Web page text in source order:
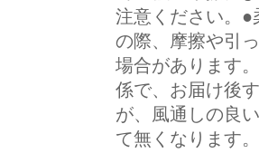
注意ください。●
の際、摩擦や引
場合があります
係で、お届け後
が、風通しの良
て無くなります。